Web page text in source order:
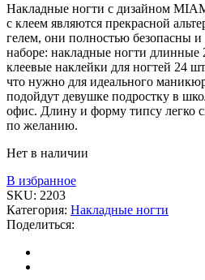
Накладные ногти с дизайном
с клеем являются прекрасной
гелем, они полностью безопасны и
наборе: накладные ногти длинные
клеевые наклейки для ногтей 24
что нужно для идеального
подойдут девушке подростку в
офис. Длину и форму типсу легко
по желанию.
Нет в наличии
В избранное
SKU: 2203
Категория: Накладные ногти
Поделиться: